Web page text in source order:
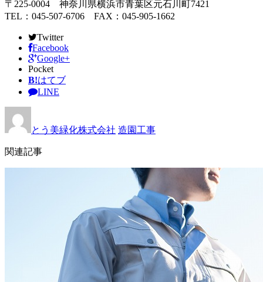
〒225-0004 神奈川県横浜市青葉区元石川町7421
TEL：045-507-6706 FAX：045-905-1662
Twitter
Facebook
Google+
Pocket
B!はてブ
LINE
とう美緑化株式会社 造園工事
関連記事